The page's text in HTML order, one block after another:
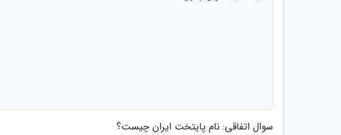
سوال اتفاقی: نام پایتخت ایران چیست؟